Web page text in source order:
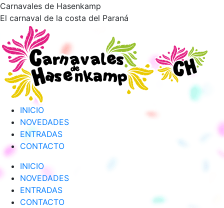
Saltar
al
contenido
Carnavales de Hasenkamp
El carnaval de la costa del Paraná
INICIO
NOVEDADES
ENTRADAS
CONTACTO
INICIO
NOVEDADES
ENTRADAS
CONTACTO